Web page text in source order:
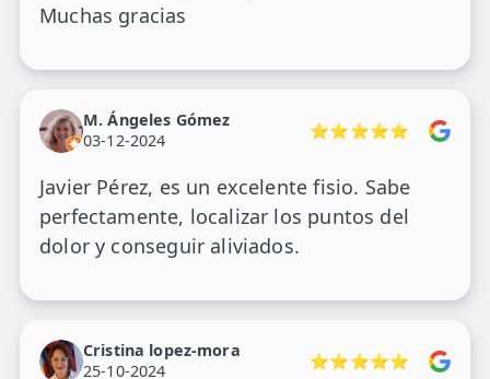
Muchas gracias
M. Ángeles Gómez
03-12-2024
⭐⭐⭐⭐⭐
Javier Pérez, es un excelente fisio. Sabe
perfectamente, localizar los puntos del
dolor y conseguir aliviados.
Cristina lopez-mora
25-10-2024
⭐⭐⭐⭐⭐